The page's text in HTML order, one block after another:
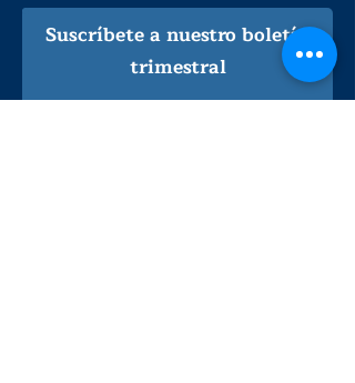
Suscríbete a nuestro boletín
trimestral